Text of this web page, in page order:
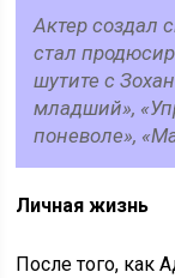
Актер создал
стал
шутите с
младший»,
поневоле»,
Личная жизнь
После того, как